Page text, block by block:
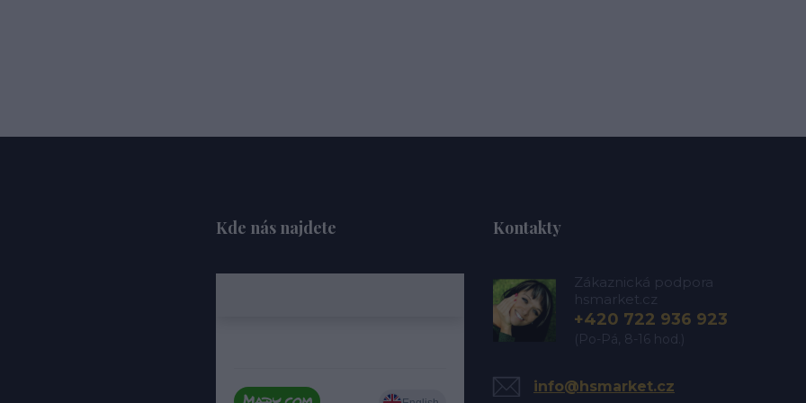
Kde nás najdete Kontakty
Zákaznická podpora
hsmarket.cz
+420 722 936 923
(Po-Pá, 8-16 hod.)
info@hsmarket.cz